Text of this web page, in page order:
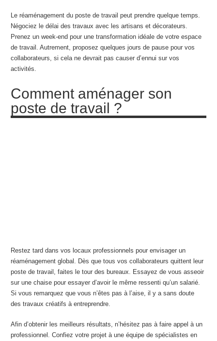
Le réaménagement du poste de travail peut prendre quelque temps.
Négociez le délai des travaux avec les artisans et décorateurs.
Prenez un week-end pour une transformation idéale de votre espace
de travail. Autrement, proposez quelques jours de pause pour vos
collaborateurs, si cela ne devrait pas causer d’ennui sur vos
activités.
Comment aménager son
poste de travail ?
Restez tard dans vos locaux professionnels pour envisager un
réaménagement global. Dès que tous vos collaborateurs quittent leur
poste de travail, faites le tour des bureaux. Essayez de vous asseoir
sur une chaise pour essayer d’avoir le même ressenti qu’un salarié.
Si vous remarquez que vous n’êtes pas à l’aise, il y a sans doute
des travaux créatifs à entreprendre.
Afin d’obtenir les meilleurs résultats, n’hésitez pas à faire appel à un
professionnel. Confiez votre projet à une équipe de spécialistes en